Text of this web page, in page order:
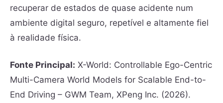
recuperar de estados de quase acidente num
ambiente digital seguro, repetível e altamente fiel
à realidade física.
Fonte Principal: X-World: Controllable Ego-Centric
Multi-Camera World Models for Scalable End-to-
End Driving – GWM Team, XPeng Inc. (2026).